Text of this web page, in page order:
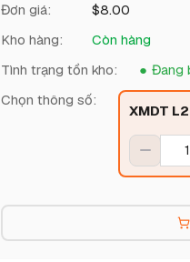
Đơn giá: $8.00
Kho hàng:
Còn hàng
Tình trạng tồn kho:
Đang
Chọn thông số:
XMDT